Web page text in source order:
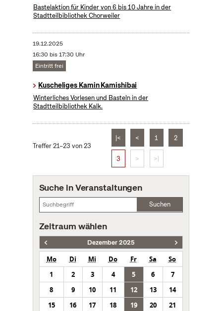
Bastelaktion für Kinder von 6 bis 10 Jahre in der
Stadtteilbibliothek Chorweiler
19.12.2025
16:30 bis 17:30 Uhr
Eintritt frei
Kuscheliges Kamin Kamishibai
Winterliches Vorlesen und Basteln in der
Stadtteilbibliothek Kalk.
Treffer 21–23 von 23
|< < 1 2
3 > >|
Suche in Veranstaltungen
Suchen
Zeitraum wählen
Dezember 2025
Mo Di Mi Do Fr Sa
So
1
2 3 4 5 6
7
8
9 10 11 12 13
14
15
16 17 18 19 20
21